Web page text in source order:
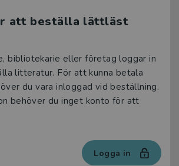
att beställa lättläst
bibliotekarie eller företag loggar in
litteratur. För att kunna betala
du vara inloggad vid beställning.
behöver du inget konto för att
Logga in